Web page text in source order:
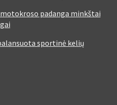
motokroso padanga minkštai
sportinė kelių